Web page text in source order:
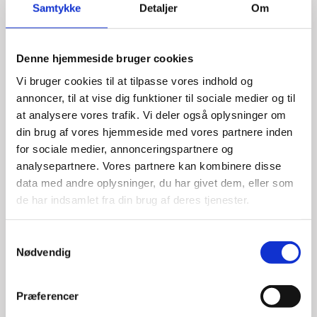
Samtykke Detaljer Om
Denne hjemmeside bruger cookies
Vi bruger cookies til at tilpasse vores indhold og
annoncer, til at vise dig funktioner til sociale medier og til
at analysere vores trafik. Vi deler også oplysninger om
din brug af vores hjemmeside med vores partnere inden
for sociale medier, annonceringspartnere og
analysepartnere. Vores partnere kan kombinere disse
data med andre oplysninger, du har givet dem, eller som
de har indsamlet fra din brug af deres tjenester.
Nødvendig
Præferencer